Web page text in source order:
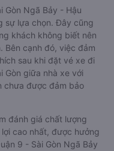
Gòn Ngã Bảy - Hậu
sự lựa chọn. Đây cũng
khách không biết nên
Bên cạnh đó, việc đảm
sau khi đặt vé xe đi
Gòn giữa nhà xe với
chưa được đảm bảo
đánh giá chất lượng
cao nhất, được hưởng
9 - Sài Gòn Ngã Bảy